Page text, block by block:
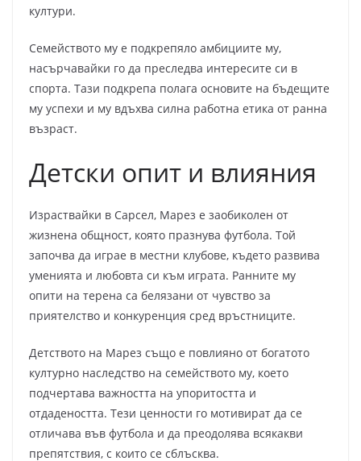
култури.
Семейството му е подкрепяло амбициите му,
насърчавайки го да преследва интересите си в
спорта. Тази подкрепа полага основите на бъдещите
му успехи и му вдъхва силна работна етика от ранна
възраст.
Детски опит и влияния
Израствайки в Сарсел, Марез е заобиколен от
жизнена общност, която празнува футбола. Той
започва да играе в местни клубове, където развива
уменията и любовта си към играта. Ранните му
опити на терена са белязани от чувство за
приятелство и конкуренция сред връстниците.
Детството на Марез също е повлияно от богатото
културно наследство на семейството му, което
подчертава важността на упоритостта и
отдадеността. Тези ценности го мотивират да се
отличава във футбола и да преодолява всякакви
препятствия, с които се сблъсква.